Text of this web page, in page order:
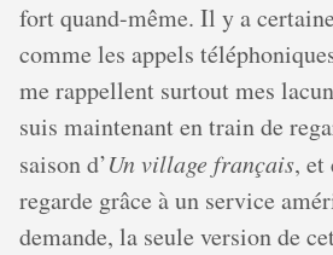
fort quand-même. Il y a
comme les appels
me rappellent surtout mes
suis maintenant en train de
saison d’Un village français, et
regarde grâce à un service
demande, la seule version de